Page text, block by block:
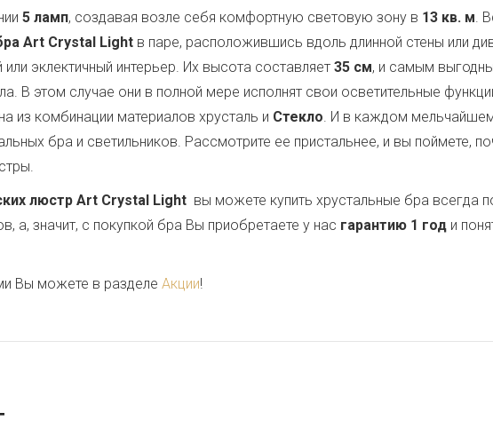
5 ламп, создавая возле себя комфортную световую зону в 13 кв. м.
Art Crystal Light в паре, расположившись вдоль длинной стены или
эклектичный интерьер. Их высота составляет 35 см, и самым
В этом случае они в полной мере исполнят свои осветительные
из комбинации материалов хрусталь и Стекло. И в каждом
бра и светильников. Рассмотрите ее пристальнее, и вы поймете,
люстр Art Crystal Light вы можете купить хрустальные бра всегда
а, значит, с покупкой бра Вы приобретаете у нас гарантию 1 год и
Вы можете в разделе Акции!